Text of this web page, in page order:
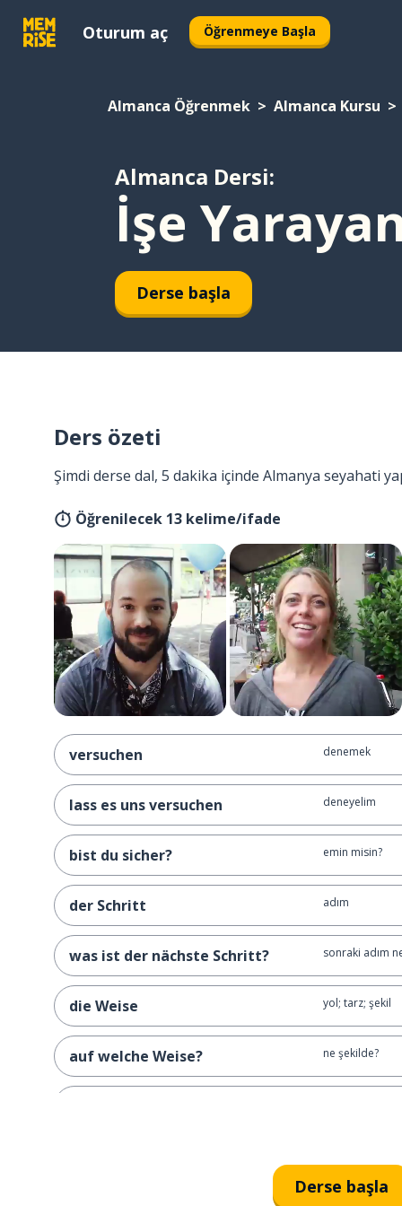
Oturum aç Öğrenmeye Başla
Almanca Öğrenmek Almanca Kursu
Almanca Dersi:
İşe
Derse başla
Ders özeti
Şimdi derse dal, 5 dakika içinde Almanya seyahati
Öğrenilecek 13 kelime/ifade
versuchen denemek
lass es uns versuchen deneyelim
bist du sicher? emin misin?
der Schritt adım
was ist der nächste Schritt? sonraki adım
die Weise yol; tarz; şekil
auf welche Weise? ne şekilde?
Derse başla